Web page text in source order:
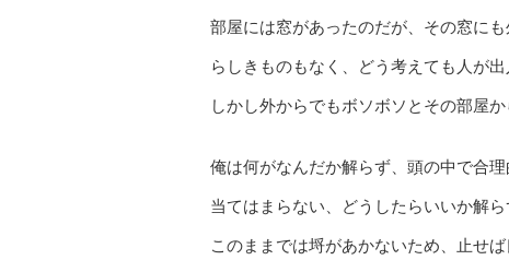
部屋には窓があったのだが、その窓に
らしきものもなく、どう考えても人が
しかし外からでもボソボソとその部屋か
俺は何がなんだか解らず、頭の中で合
当てはまらない、どうしたらいいか解
このままでは埒があかないため、止せ